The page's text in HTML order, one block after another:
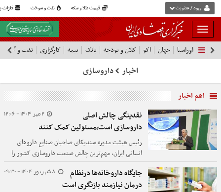
قیمت طلا و سکه نفت و سوخت فلزات ورود / عضویت
بار
و
بسته
نمودن
اوراسیا جهان اکو کلان و بودجه بانک بیمه کارگزاری نفت و گاز
اخبار داروسازی
اهم اخبار
2 مهر 1404 - 12:06
نقدینگی چالش اصلی
داروسازی است،مسئولین کمک کنند
رئیس هیئت مدیره سندیکای صاحبان صنایع داروهای
انسانی ایران، مهم‌ترین چالش صنعت داروسازی کشور را
نقدینگی دانست.‌
8 شهریور 1404 - 09:30
جایگاه داروخانه‌ها درنظام
درمان نیازمند بازنگری است